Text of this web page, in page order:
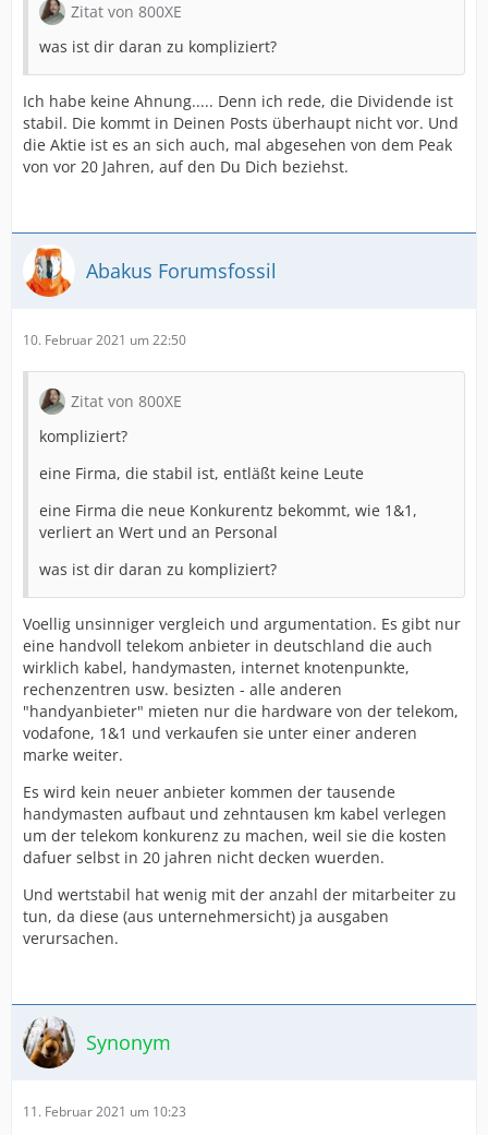
Zitat von 800XE
was ist dir daran zu kompliziert?
Ich habe keine Ahnung..... Denn ich rede, die Dividende ist
stabil. Die kommt in Deinen Posts überhaupt nicht vor. Und
die Aktie ist es an sich auch, mal abgesehen von dem Peak
von vor 20 Jahren, auf den Du Dich beziehst.
Abakus Forumsfossil
10. Februar 2021 um 22:50
Zitat von 800XE
kompliziert?
eine Firma, die stabil ist, entläßt keine Leute
eine Firma die neue Konkurentz bekommt, wie 1&1,
verliert an Wert und an Personal
was ist dir daran zu kompliziert?
Voellig unsinniger vergleich und argumentation. Es gibt nur
eine handvoll telekom anbieter in deutschland die auch
wirklich kabel, handymasten, internet knotenpunkte,
rechenzentren usw. besizten - alle anderen
"handyanbieter" mieten nur die hardware von der telekom,
vodafone, 1&1 und verkaufen sie unter einer anderen
marke weiter.
Es wird kein neuer anbieter kommen der tausende
handymasten aufbaut und zehntausen km kabel verlegen
um der telekom konkurenz zu machen, weil sie die kosten
dafuer selbst in 20 jahren nicht decken wuerden.
Und wertstabil hat wenig mit der anzahl der mitarbeiter zu
tun, da diese (aus unternehmersicht) ja ausgaben
verursachen.
Synonym
11. Februar 2021 um 10:23